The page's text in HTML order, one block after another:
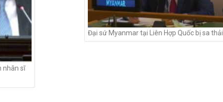
nhân sĩ
Đại sứ Myanmar tại Liên Hợp Quốc bị sa thải